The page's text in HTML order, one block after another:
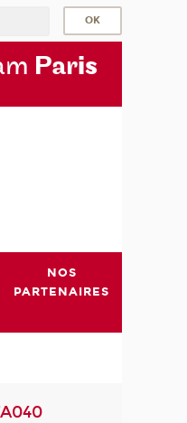
Paris
NOS
PARTENAIRES